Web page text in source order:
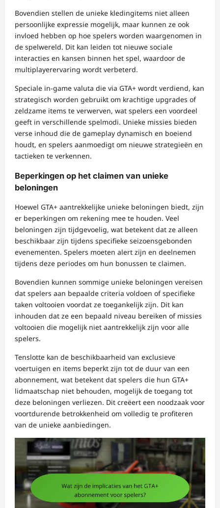
Bovendien stellen de unieke kledingitems niet alleen
persoonlijke expressie mogelijk, maar kunnen ze ook
invloed hebben op hoe spelers worden waargenomen in
de spelwereld. Dit kan leiden tot nieuwe sociale
interacties en kansen binnen het spel, waardoor de
multiplayerervaring wordt verbeterd.
Speciale in-game valuta die via GTA+ wordt verdiend, kan
strategisch worden gebruikt om krachtige upgrades of
zeldzame items te verwerven, wat spelers een voordeel
geeft in verschillende spelmodi. Unieke missies bieden
verse inhoud die de gameplay dynamisch en boeiend
houdt, en spelers aanmoedigt om nieuwe strategieën en
tactieken te verkennen.
Beperkingen op het claimen van unieke
beloningen
Hoewel GTA+ aantrekkelijke unieke beloningen biedt, zijn
er beperkingen om rekening mee te houden. Veel
beloningen zijn tijdgevoelig, wat betekent dat ze alleen
beschikbaar zijn tijdens specifieke seizoensgebonden
evenementen. Spelers moeten alert zijn en deelnemen
tijdens deze periodes om hun bonussen te claimen.
Bovendien kunnen sommige unieke beloningen vereisen
dat spelers aan bepaalde criteria voldoen of specifieke
taken voltooien voordat ze toegankelijk zijn. Dit kan
inhouden dat ze een bepaald niveau bereiken of missies
voltooien die mogelijk niet aantrekkelijk zijn voor alle
spelers.
Tenslotte kan de beschikbaarheid van exclusieve
voertuigen en items beperkt zijn tot de duur van een
abonnement, wat betekent dat spelers die hun GTA+
lidmaatschap niet behouden, mogelijk de toegang tot
deze beloningen verliezen. Dit creëert een noodzaak voor
voortdurende betrokkenheid om volledig te profiteren
van de unieke aanbiedingen.